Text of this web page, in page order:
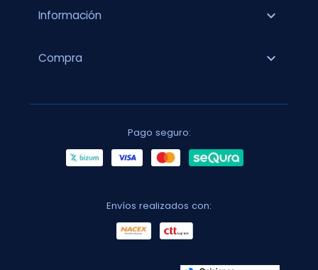
Información expand_more
Compra expand_more
Pago seguro:
Envíos realizados con: